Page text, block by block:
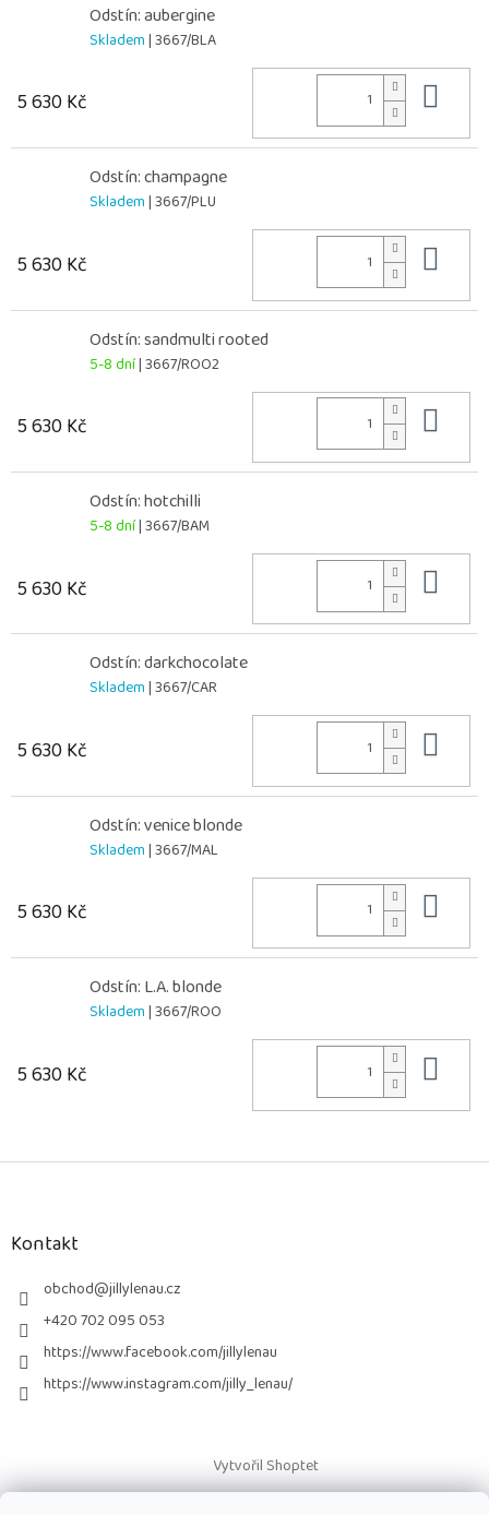
Odstín: aubergine
Skladem| 3667/BLA
5 630 Kč
Odstín: champagne
Skladem| 3667/PLU
5 630 Kč
Odstín: sandmulti rooted
5-8 dní| 3667/ROO2
5 630 Kč
Odstín: hotchilli
5-8 dní| 3667/BAM
5 630 Kč
Odstín: darkchocolate
Skladem| 3667/CAR
5 630 Kč
Odstín: venice blonde
Skladem| 3667/MAL
5 630 Kč
Odstín: L.A. blonde
Skladem| 3667/ROO
5 630 Kč
Z
Kontakt
obchod@jillylenau.cz
+420 702 095 053
https://www.facebook.com/jillylenau
https://www.instagram.com/jilly_lenau/
Vytvořil Shoptet